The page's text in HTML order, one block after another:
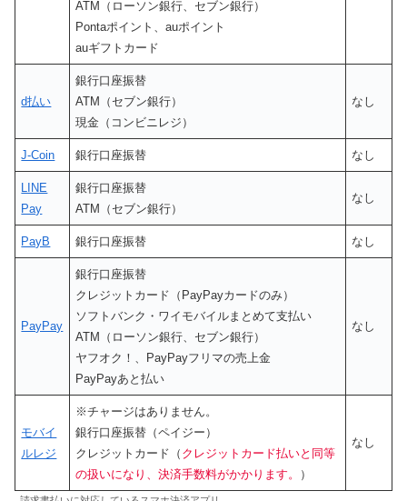
ATM（ローソン銀行、セブン銀行）
Pontaポイント、auポイント
auギフトカード
d払い
銀行口座振替
ATM（セブン銀行）
現金（コンビニレジ）
なし
J-Coin 銀行口座振替 なし
LINE
Pay
銀行口座振替
ATM（セブン銀行）
なし
PayB 銀行口座振替 なし
PayPay
銀行口座振替
クレジットカード（PayPayカードのみ）
ソフトバンク・ワイモバイルまとめて支払い
ATM（ローソン銀行、セブン銀行）
ヤフオク！、PayPayフリマの売上金
PayPayあと払い
なし
モバイ
ルレジ
※チャージはありません。
銀行口座振替（ペイジー）
クレジットカード（ クレジットカード払いと同等
の扱いになり、決済手数料がかかります。
）
なし